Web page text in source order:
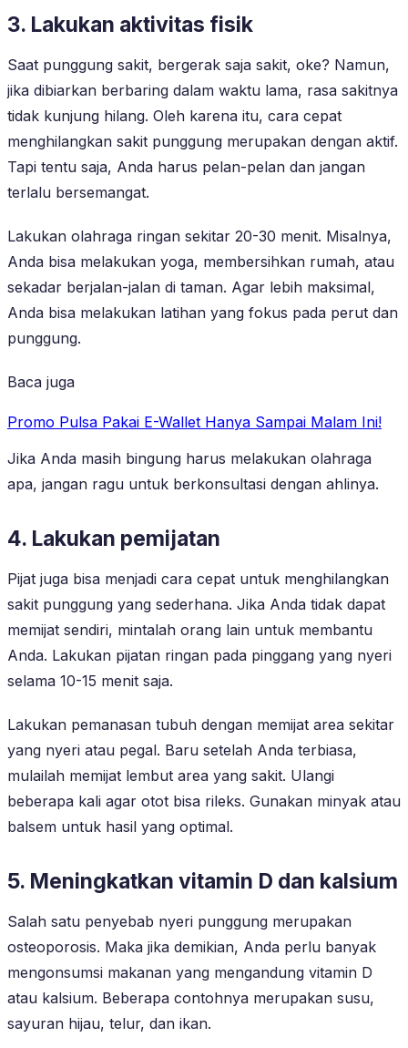
3. Lakukan aktivitas fisik
Saat punggung sakit, bergerak saja sakit, oke? Namun,
jika dibiarkan berbaring dalam waktu lama, rasa sakitnya
tidak kunjung hilang. Oleh karena itu, cara cepat
menghilangkan sakit punggung merupakan dengan aktif.
Tapi tentu saja, Anda harus pelan-pelan dan jangan
terlalu bersemangat.
Lakukan olahraga ringan sekitar 20-30 menit. Misalnya,
Anda bisa melakukan yoga, membersihkan rumah, atau
sekadar berjalan-jalan di taman. Agar lebih maksimal,
Anda bisa melakukan latihan yang fokus pada perut dan
punggung.
Baca juga
Promo Pulsa Pakai E-Wallet Hanya Sampai Malam Ini!
Jika Anda masih bingung harus melakukan olahraga
apa, jangan ragu untuk berkonsultasi dengan ahlinya.
4. Lakukan pemijatan
Pijat juga bisa menjadi cara cepat untuk menghilangkan
sakit punggung yang sederhana. Jika Anda tidak dapat
memijat sendiri, mintalah orang lain untuk membantu
Anda. Lakukan pijatan ringan pada pinggang yang nyeri
selama 10-15 menit saja.
Lakukan pemanasan tubuh dengan memijat area sekitar
yang nyeri atau pegal. Baru setelah Anda terbiasa,
mulailah memijat lembut area yang sakit. Ulangi
beberapa kali agar otot bisa rileks. Gunakan minyak atau
balsem untuk hasil yang optimal.
5. Meningkatkan vitamin D dan kalsium
Salah satu penyebab nyeri punggung merupakan
osteoporosis. Maka jika demikian, Anda perlu banyak
mengonsumsi makanan yang mengandung vitamin D
atau kalsium. Beberapa contohnya merupakan susu,
sayuran hijau, telur, dan ikan.